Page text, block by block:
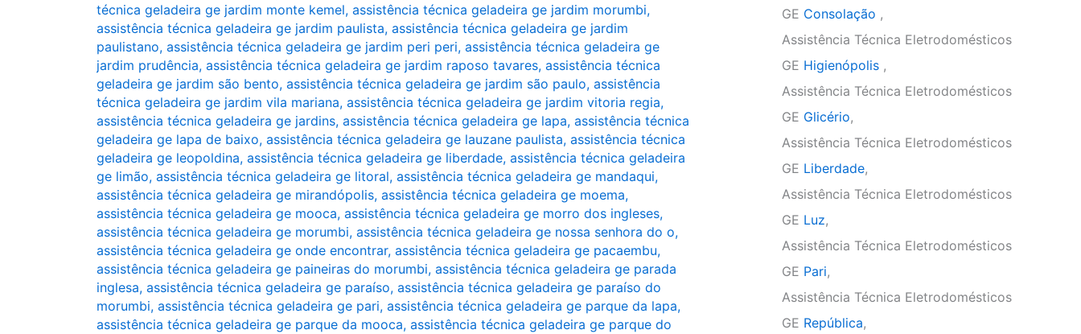
técnica geladeira ge jardim monte kemel, assistência técnica geladeira ge jardim morumbi,
assistência técnica geladeira ge jardim paulista, assistência técnica geladeira ge jardim
paulistano, assistência técnica geladeira ge jardim peri peri, assistência técnica geladeira ge
jardim prudência, assistência técnica geladeira ge jardim raposo tavares, assistência técnica
geladeira ge jardim são bento, assistência técnica geladeira ge jardim são paulo, assistência
técnica geladeira ge jardim vila mariana, assistência técnica geladeira ge jardim vitoria regia,
assistência técnica geladeira ge jardins, assistência técnica geladeira ge lapa, assistência técnica
geladeira ge lapa de baixo, assistência técnica geladeira ge lauzane paulista, assistência técnica
geladeira ge leopoldina, assistência técnica geladeira ge liberdade, assistência técnica geladeira
ge limão, assistência técnica geladeira ge litoral, assistência técnica geladeira ge mandaqui,
assistência técnica geladeira ge mirandópolis, assistência técnica geladeira ge moema,
assistência técnica geladeira ge mooca, assistência técnica geladeira ge morro dos ingleses,
assistência técnica geladeira ge morumbi, assistência técnica geladeira ge nossa senhora do o,
assistência técnica geladeira ge onde encontrar, assistência técnica geladeira ge pacaembu,
assistência técnica geladeira ge paineiras do morumbi, assistência técnica geladeira ge parada
inglesa, assistência técnica geladeira ge paraíso, assistência técnica geladeira ge paraíso do
morumbi, assistência técnica geladeira ge pari, assistência técnica geladeira ge parque da lapa,
assistência técnica geladeira ge parque da mooca, assistência técnica geladeira ge parque do
GE Consolação ,
Assistência Técnica Eletrodomésticos
GE Higienópolis ,
Assistência Técnica Eletrodomésticos
GE Glicério,
Assistência Técnica Eletrodomésticos
GE Liberdade,
Assistência Técnica Eletrodomésticos
GE Luz,
Assistência Técnica Eletrodomésticos
GE Pari,
Assistência Técnica Eletrodomésticos
GE República,